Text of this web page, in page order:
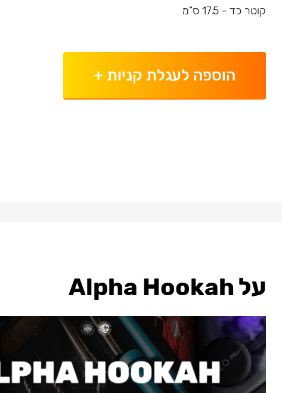
קוטר כד – 17.5 ס”מ
הוספה לעגלת קניות +
על Alpha Hookah